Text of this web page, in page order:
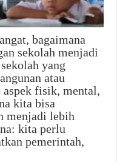
bagaimana
sekolah menjadi
yang
atau
fisik, mental,
kita bisa
menjadi lebih
kita perlu
pemerintah,